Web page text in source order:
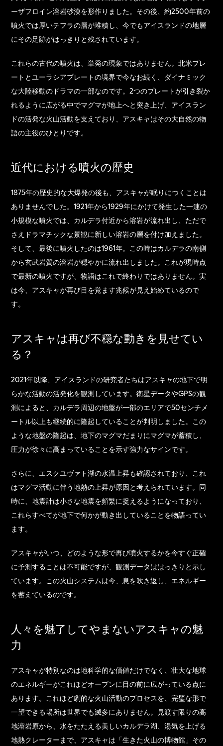
ーザフロイン溶岩砂漠を形作りました。その後、約2500年前の
噴火では厚いテフラの層が堆積し、今でもアイスランドの地層
にその足跡がはっきりと残されています。
これらの古代の噴火は、単発の現象ではありません。北米プレ
ートとユーラシアプレートの境界で今なお続く、ダイナミック
な大陸移動のドラマの一部なのです。2つのプレートが引き裂か
れるように広がる中でマグマが地上へと突き上げ、アイスラン
ドの活発な火山活動を支えており、アスキャはその大自然の物
語の主役のひとりです。
近代における噴火の歴史
1875年の歴史的な大爆発の後も、アスキャが眠りにつくことは
ありませんでした。1921年から1929年にかけて発生した一連の
小規模な噴火では、カルデラ付近から溶岩が流れ出し、ただで
さえドラマチックな景観に新しい溶岩の層を付け加えました。
そして、最後に噴火したのは1961年。この時はカルデラの南側
から玄武岩質の溶岩が穏やかに流れ出しました。これが現時点
で最新の噴火ですが、物語はこれで終わりではありません。実
は今、アスキャが再び目を覚ます兆候が見え始めているので
す。
アスキャは再び不穏な動きを見せてい
る？
2021年以降、アイスランドの研究者たちはアスキャの地下で明
らかな活動の活発化を観測しています。衛星データやGPSの観
測によると、カルデラ周辺の地盤が一部のエリアで50センチメ
ートル以上も継続的に隆起していることが判明しました。この
ような地盤の隆起は、地下のマグマだまりにマグマが蓄積し、
圧力が徐々に高まっていることを示す強力なサインです。
さらに、エスクユヴァト湖の水温上昇も確認されており、これ
はマグマ活動に伴う地熱の上昇が原因と考えられています。同
時に、地震計は小さな地震を頻繁に捉えるようになっており、
これらすべてが地下で何かが動き出していることを物語ってい
ます。
アスキャがいつ、どのような形で再び噴火するかを今すぐ正確
に予測することは不可能ですが、観測データははっきりと示し
ています。この火山システムは今、息を吹き返し、エネルギー
を蓄えているのです。
人々を魅了してやまないアスキャの魅
力
アスキャが特別なのは地科学的な価値だけでなく、壮大な地球
のエネルギーがこれほどオープンに目の前に広がっている点に
あります。これほど劇的な火山活動のプロセスを、完璧な形で
一望できる場所は世界でも滅多にありません。見渡す限りの高
地溶岩原から、水をたたえる美しいカルデラ湖、湯気を上げる
地熱クレーターまで、アスキャは「生きた火山の博物館」その